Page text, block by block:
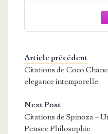
Classroom
Article précédent
Citations de Coco
elegance intemporelle
Next Post
Citations de Spinoza –
Pensee Philosophie